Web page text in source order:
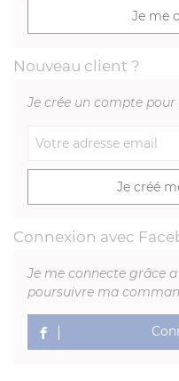
Je me
Nouveau client ?
Je crée un compte
Je créé
Connexion avec
Je me connecte grâce
poursuivre ma